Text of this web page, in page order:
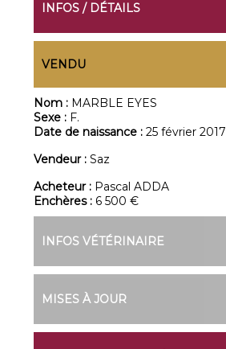
INFOS / DÉTAILS
VENDU
Nom : MARBLE EYES
Sexe : F.
Date de naissance :25 février 2017
Vendeur :Saz
Acheteur : Pascal ADDA
Enchères : 6 500 €
INFOS VÉTÉRINAIRE
MISES À JOUR